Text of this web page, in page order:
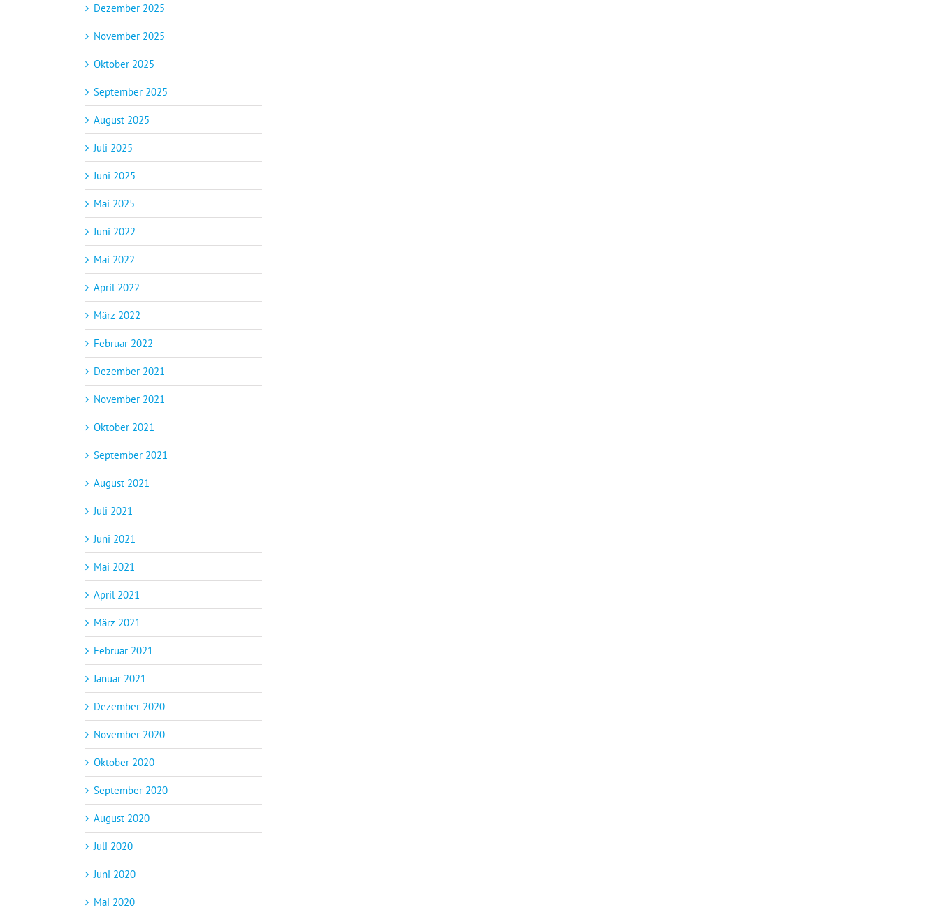
Dezember 2025
November 2025
Oktober 2025
September 2025
August 2025
Juli 2025
Juni 2025
Mai 2025
Juni 2022
Mai 2022
April 2022
März 2022
Februar 2022
Dezember 2021
November 2021
Oktober 2021
September 2021
August 2021
Juli 2021
Juni 2021
Mai 2021
April 2021
März 2021
Februar 2021
Januar 2021
Dezember 2020
November 2020
Oktober 2020
September 2020
August 2020
Juli 2020
Juni 2020
Mai 2020